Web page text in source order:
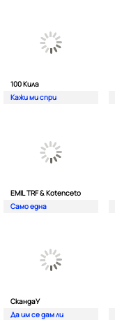
100 Кила
Кажи ми спри
EMIL TRF & Kotenceto
Само една
СкандаУ
Да им се дам ли